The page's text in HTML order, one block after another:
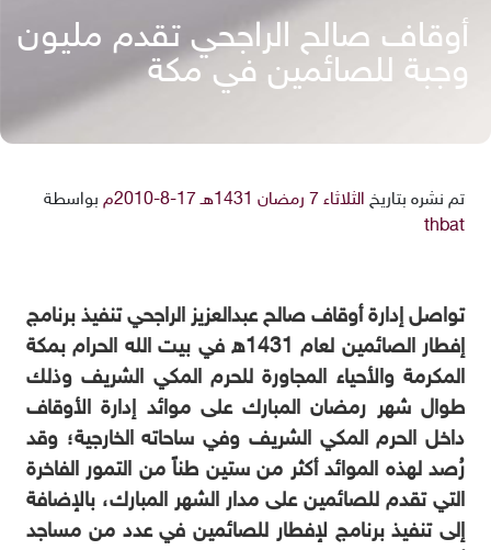
أوقاف صالح الراجحي تقدم مليون
وجبة للصائمين في مكة
تم نشره بتاريخ الثلاثاء 7 رمضان 1431هـ 17-8-2010م
بواسطة
thbat
تواصل إدارة أوقاف صالح عبدالعزيز الراجحي تنفيذ برنامج
إفطار الصائمين لعام 1431ه في بيت الله الحرام بمكة
المكرمة والأحياء المجاورة للحرم المكي الشريف وذلك
طوال شهر رمضان المبارك على موائد إدارة الأوقاف
داخل الحرم المكي الشريف وفي ساحاته الخارجية؛ وقد
رُصد لهذه الموائد أكثر من ستين طناً من التمور الفاخرة
التي تقدم للصائمين على مدار الشهر المبارك، بالإضافة
إلى تنفيذ برنامج لإفطار للصائمين في عدد من مساجد